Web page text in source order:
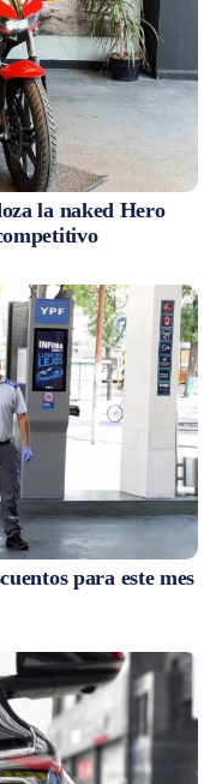
la naked Hero
para este mes